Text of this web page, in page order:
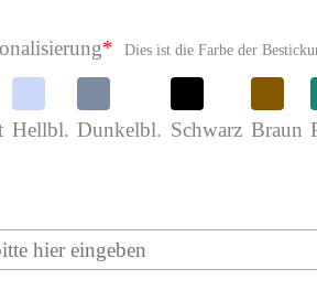
* Dies ist die Farbe der
Hellbl. Dunkelbl. Schwarz Braun